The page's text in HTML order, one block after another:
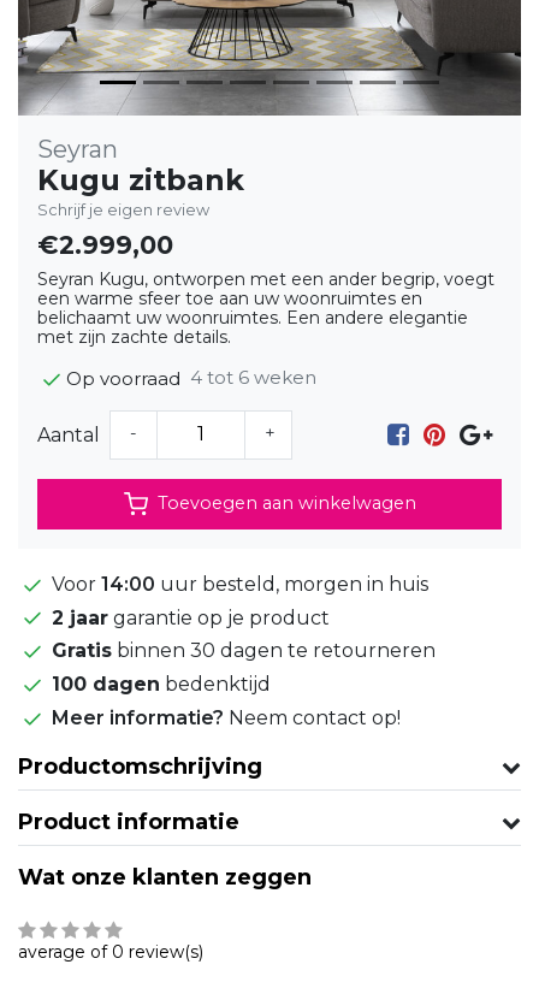
Seyran
Kugu zitbank
Schrijf je eigen review
€2.999,00
Seyran Kugu, ontworpen met een ander begrip, voegt
een warme sfeer toe aan uw woonruimtes en
belichaamt uw woonruimtes. Een andere elegantie
met zijn zachte details.
Op voorraad 4 tot 6 weken
Aantal - +
Toevoegen aan winkelwagen
Voor 14:00 uur besteld, morgen in huis
2 jaar garantie op je product
Gratis binnen 30 dagen te retourneren
100 dagen bedenktijd
Meer informatie? Neem contact op!
Productomschrijving
Product informatie
Wat onze klanten zeggen
average of 0 review(s)